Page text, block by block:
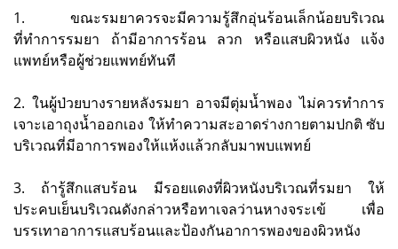
1. ขณะรมยาควรจะมีความรู้สึกอุ่นร้อนเล็กน้อยบริเวณ
ที่ทำการรมยา ถ้ามีอาการร้อน ลวก หรือแสบผิวหนัง แจ้ง
แพทย์หรือผู้ช่วยแพทย์ทันที
2. ในผู้ป่วยบางรายหลังรมยา อาจมีตุ่มน้ำพอง ไม่ควรทำการ
เจาะเอาถุงน้ำออกเอง ให้ทำความสะอาดร่างกายตามปกติ ซับ
บริเวณที่มีอาการพองให้แห้งแล้วกลับมาพบแพทย์
3. ถ้ารู้สึกแสบร้อน มีรอยแดงที่ผิวหนังบริเวณที่รมยา ให้
ประคบเย็นบริเวณดังกล่าวหรือทาเจลว่านหางจระเข้ เพื่อ
บรรเทาอาการแสบร้อนและป้องกันอาการพองของผิวหนัง